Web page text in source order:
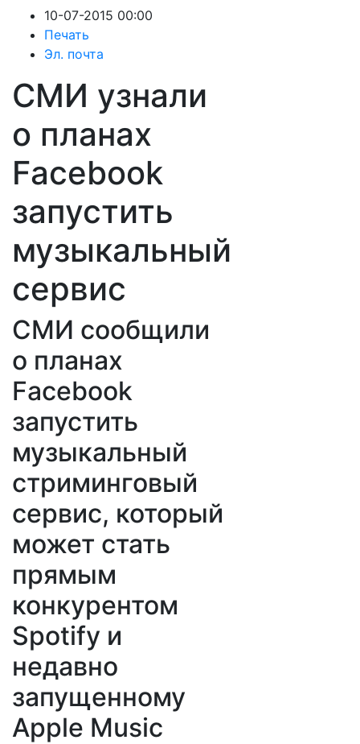
10-07-2015 00:00
Печать
Эл. почта
СМИ узнали
о планах
Facebook
запустить
музыкальный
сервис
СМИ сообщили
о планах
Facebook
запустить
музыкальный
стриминговый
сервис, который
может стать
прямым
конкурентом
Spotify и
недавно
запущенному
Apple Music